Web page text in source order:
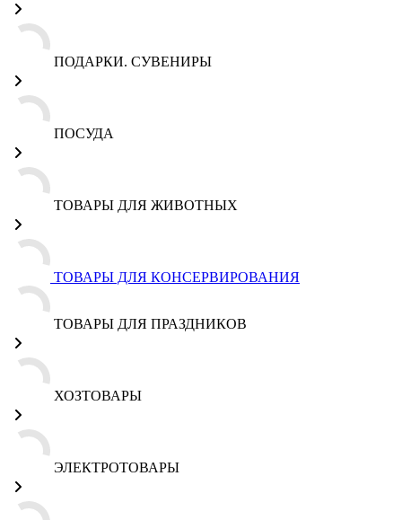
ПОДАРКИ. СУВЕНИРЫ
ПОСУДА
ТОВАРЫ ДЛЯ ЖИВОТНЫХ
ТОВАРЫ ДЛЯ КОНСЕРВИРОВАНИЯ
ТОВАРЫ ДЛЯ ПРАЗДНИКОВ
ХОЗТОВАРЫ
ЭЛЕКТРОТОВАРЫ